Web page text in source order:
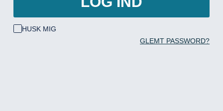
HUSK MIG
GLEMT PASSWORD?